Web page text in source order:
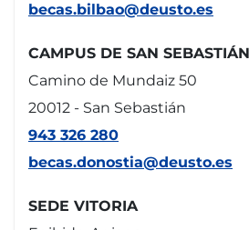
becas.bilbao@deusto.es
CAMPUS DE SAN SEBASTIÁN
Camino de Mundaiz 50
20012 - San Sebastián
943 326 280
becas.donostia@deusto.es
SEDE VITORIA